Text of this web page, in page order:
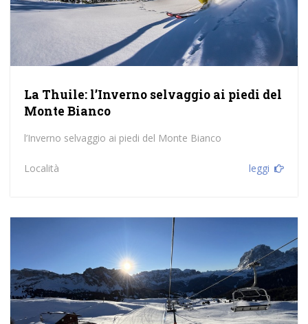
La Thuile: l’Inverno selvaggio ai piedi del
Monte Bianco
l’Inverno selvaggio ai piedi del Monte Bianco
Località leggi